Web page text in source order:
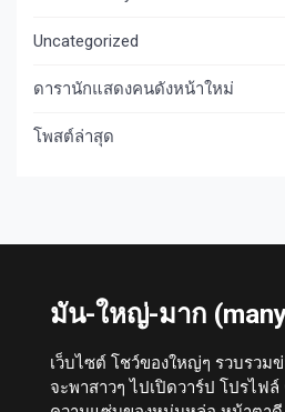
Uncategorized
ดารานักแสดงคนดังหน้าใหม่
โพสต์ล่าสุด
มัน-ใหญ่-มาก
เว็บไซต์ โชว์ของใหญ่ๆ รวบรวม
จะพาสาวๆ ไปเปิดวาร์ป โปรไฟ